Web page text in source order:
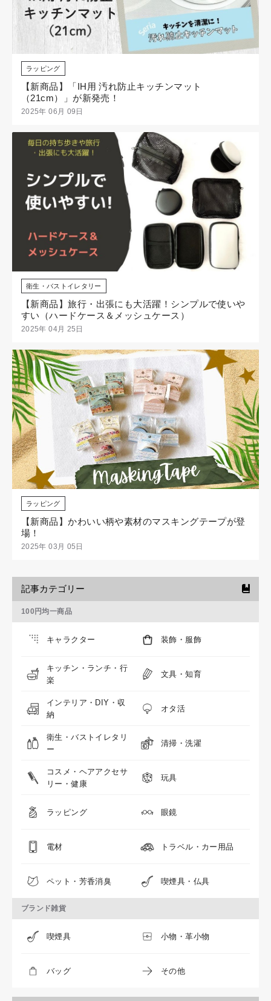
ラッピング
【新商品】「IH用 汚れ防止キッチンマット
（21cm）」が新発売！
2025年 06月 09日
衛生・バストイレタリー
【新商品】旅行・出張にも大活躍！シンプルで使いや
すい（ハードケース＆メッシュケース）
2025年 04月 25日
ラッピング
【新商品】かわいい柄や素材のマスキングテープが登
場！
2025年 03月 05日
記事カテゴリー
100円均一商品
キャラクター 装飾・服飾
キッチン・ランチ・行
楽
文具・知育
インテリア・DIY・収
納
オタ活
衛生・バストイレタリ
ー
清掃・洗濯
コスメ・ヘアアクセサ
リー・健康
玩具
ラッピング 眼鏡
電材 トラベル・カー用品
ペット・芳香消臭 喫煙具・仏具
ブランド雑貨
喫煙具 小物・革小物
バッグ その他